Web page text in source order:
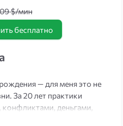
$/мин
бесплатно
— для меня это не
За 20 лет практики
деньгами,
нумерологию вижу